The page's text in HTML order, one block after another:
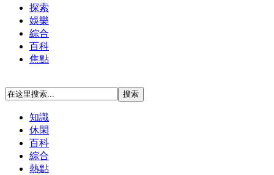
探索
娛樂
綜合
百科
焦點
知識
休閑
百科
綜合
熱點